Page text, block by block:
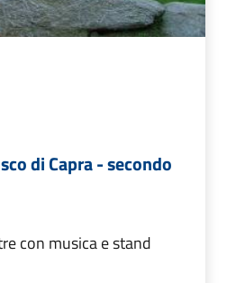
di Capra - secondo
con musica e stand